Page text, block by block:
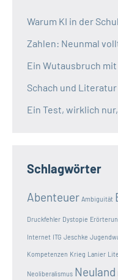
Warum KI in der
Zahlen: Neunmal
Ein Wutausbruch
Schach und
Ein Test, wirklich
Schlagwörter
Abenteuer Ambiguität
Druckfehler Dystopie
Internet ITG Jeschke
Kompetenzen Krieg Lanier
Neoliberalismus Neuland